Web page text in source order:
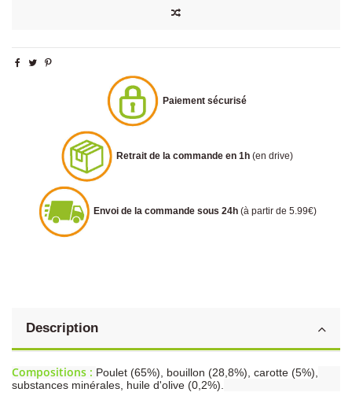
Paiement sécurisé
Retrait de la commande en 1h (en drive)
Envoi de la commande sous 24h (à partir de 5.99€)
Description
Compositions : Poulet (65%), bouillon (28,8%), carotte (5%),
substances minérales, huile d'olive (0,2%).